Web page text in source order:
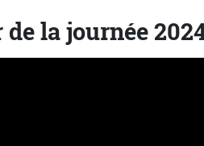
la journée